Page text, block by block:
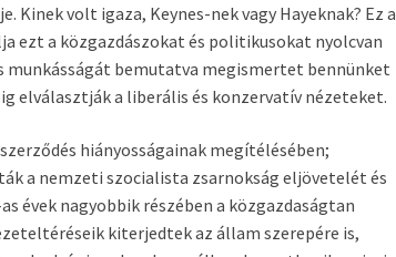
Kinek volt igaza, Keynes-nek vagy Hayeknak? Ez a
ezt a közgazdászokat és politikusokat nyolcvan
bemutatva megismertet bennünket
elválasztják a liberális és konzervatív nézeteket.
hiányosságainak megítélésében;
a nemzeti szocialista zsarnokság eljövetelét és
évek nagyobbik részében a közgazdaságtan
kiterjedtek az állam szerepére is,